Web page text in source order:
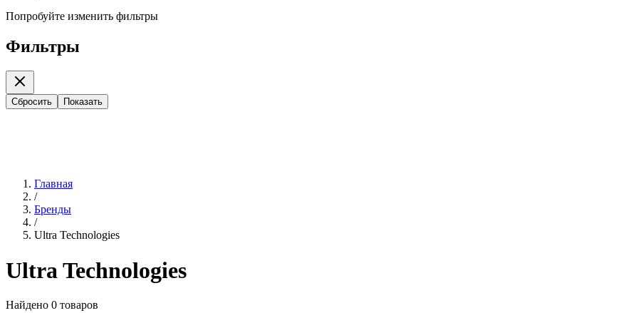
Попробуйте изменить фильтры
Фильтры
Сбросить Показать
Главная
/
Бренды
/
Ultra Technologies
Ultra Technologies
Найдено 0 товаров